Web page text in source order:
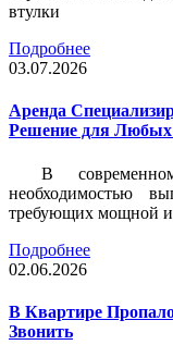
втулки
Подробнее
03.07.2026
Аренда
Решение для Любых
В
необходимостью
требующих мощной и
Подробнее
02.06.2026
В Квартире
Звонить